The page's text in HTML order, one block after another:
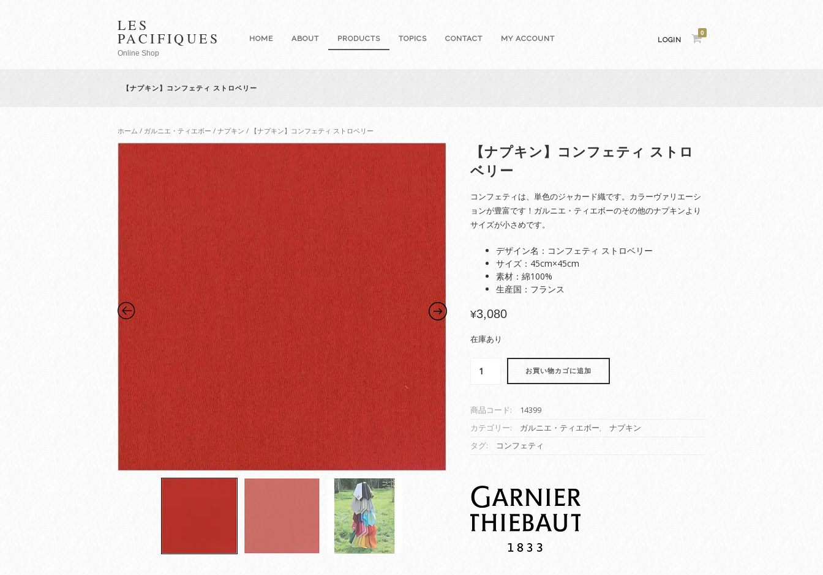
LES
PACIFIQUES
Online Shop
HOME ABOUT PRODUCTS TOPICS CONTACT MY ACCOUNT LOGIN
0
【ナプキン】コンフェティ ストロベリー
ホーム / ガルニエ・ティエボー / ナプキン / 【ナプキン】コンフェティ ストロベリー
【ナプキン】コンフェティ ストロ
ベリー
コンフェティは、単色のジャカード織です。カラーヴァリエーシ
ョンが豊富です！ガルニエ・ティエボーのその他のナプキンより
サイズが小さめです。
デザイン名：コンフェティ ストロベリー
サイズ：45cm×45cm
素材：綿100%
生産国：フランス
¥3,080
在庫あり
お買い物カゴに追加
商品コード:
14399
カテゴリー:
ガルニエ・ティエボー,
ナプキン
タグ:
コンフェティ